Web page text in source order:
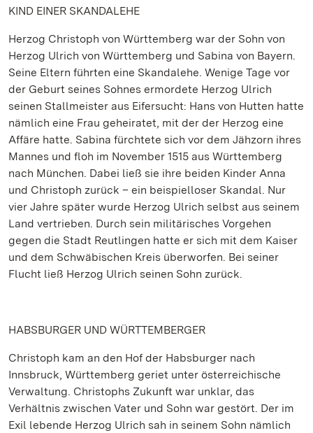
KIND EINER SKANDALEHE
Herzog Christoph von Württemberg war der Sohn von
Herzog Ulrich von Württemberg und Sabina von Bayern.
Seine Eltern führten eine Skandalehe. Wenige Tage vor
der Geburt seines Sohnes ermordete Herzog Ulrich
seinen Stallmeister aus Eifersucht: Hans von Hutten hatte
nämlich eine Frau geheiratet, mit der der Herzog eine
Affäre hatte. Sabina fürchtete sich vor dem Jähzorn ihres
Mannes und floh im November 1515 aus Württemberg
nach München. Dabei ließ sie ihre beiden Kinder Anna
und Christoph zurück – ein beispielloser Skandal. Nur
vier Jahre später wurde Herzog Ulrich selbst aus seinem
Land vertrieben. Durch sein militärisches Vorgehen
gegen die Stadt Reutlingen hatte er sich mit dem Kaiser
und dem Schwäbischen Kreis überworfen. Bei seiner
Flucht ließ Herzog Ulrich seinen Sohn zurück.
HABSBURGER UND WÜRTTEMBERGER
Christoph kam an den Hof der Habsburger nach
Innsbruck, Württemberg geriet unter österreichische
Verwaltung. Christophs Zukunft war unklar, das
Verhältnis zwischen Vater und Sohn war gestört. Der im
Exil lebende Herzog Ulrich sah in seinem Sohn nämlich